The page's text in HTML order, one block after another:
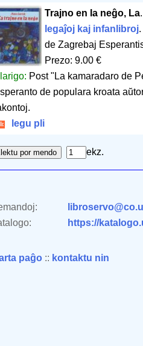
Trajno en la neĝo, La
legaĵoj kaj infanlibroj
de Zagrebaj
Prezo: 9.00 €
Post "La kamaradaro de
de populara kroata
legu pli
ekz.
https://
paĝo :: kontaktu nin